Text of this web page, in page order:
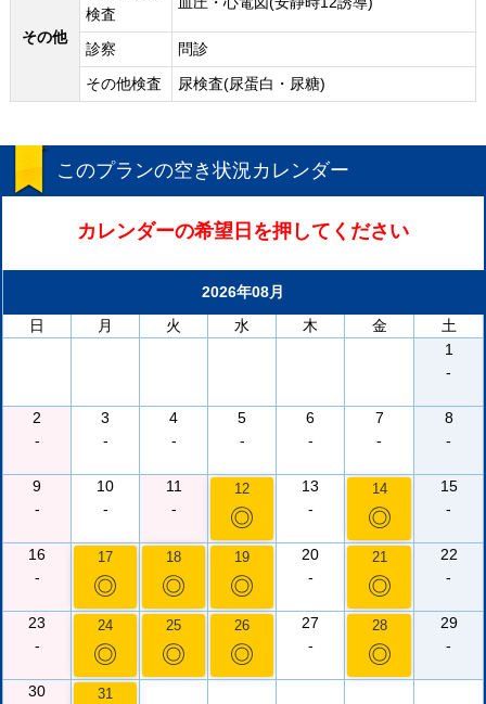
その他
検査
診察
問診
その他検査
尿検査(尿蛋白・尿糖)
このプランの空き状況カレンダー
カレンダーの希望日を押してください
2026年08月
日
月 火 水 木 金
土
1
-
2
-
3
-
4
-
5
-
6
-
7
-
8
-
9
-
10
-
11
-
12
◎
13
-
14
◎
15
-
16
-
17
◎
18
◎
19
◎
20
-
21
◎
22
-
23
-
24
◎
25
◎
26
◎
27
-
28
◎
29
-
30
31